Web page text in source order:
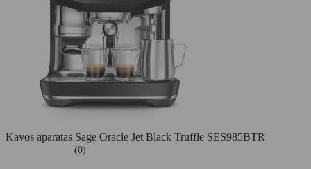
Kavos aparatas Sage Oracle Jet Black Truffle SES985BTR
(0)